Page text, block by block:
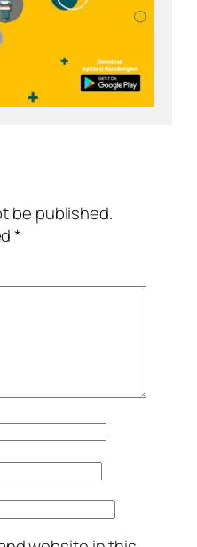
be published.
*